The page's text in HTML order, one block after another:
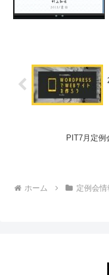
PIT7月定例
ホーム 定例会情